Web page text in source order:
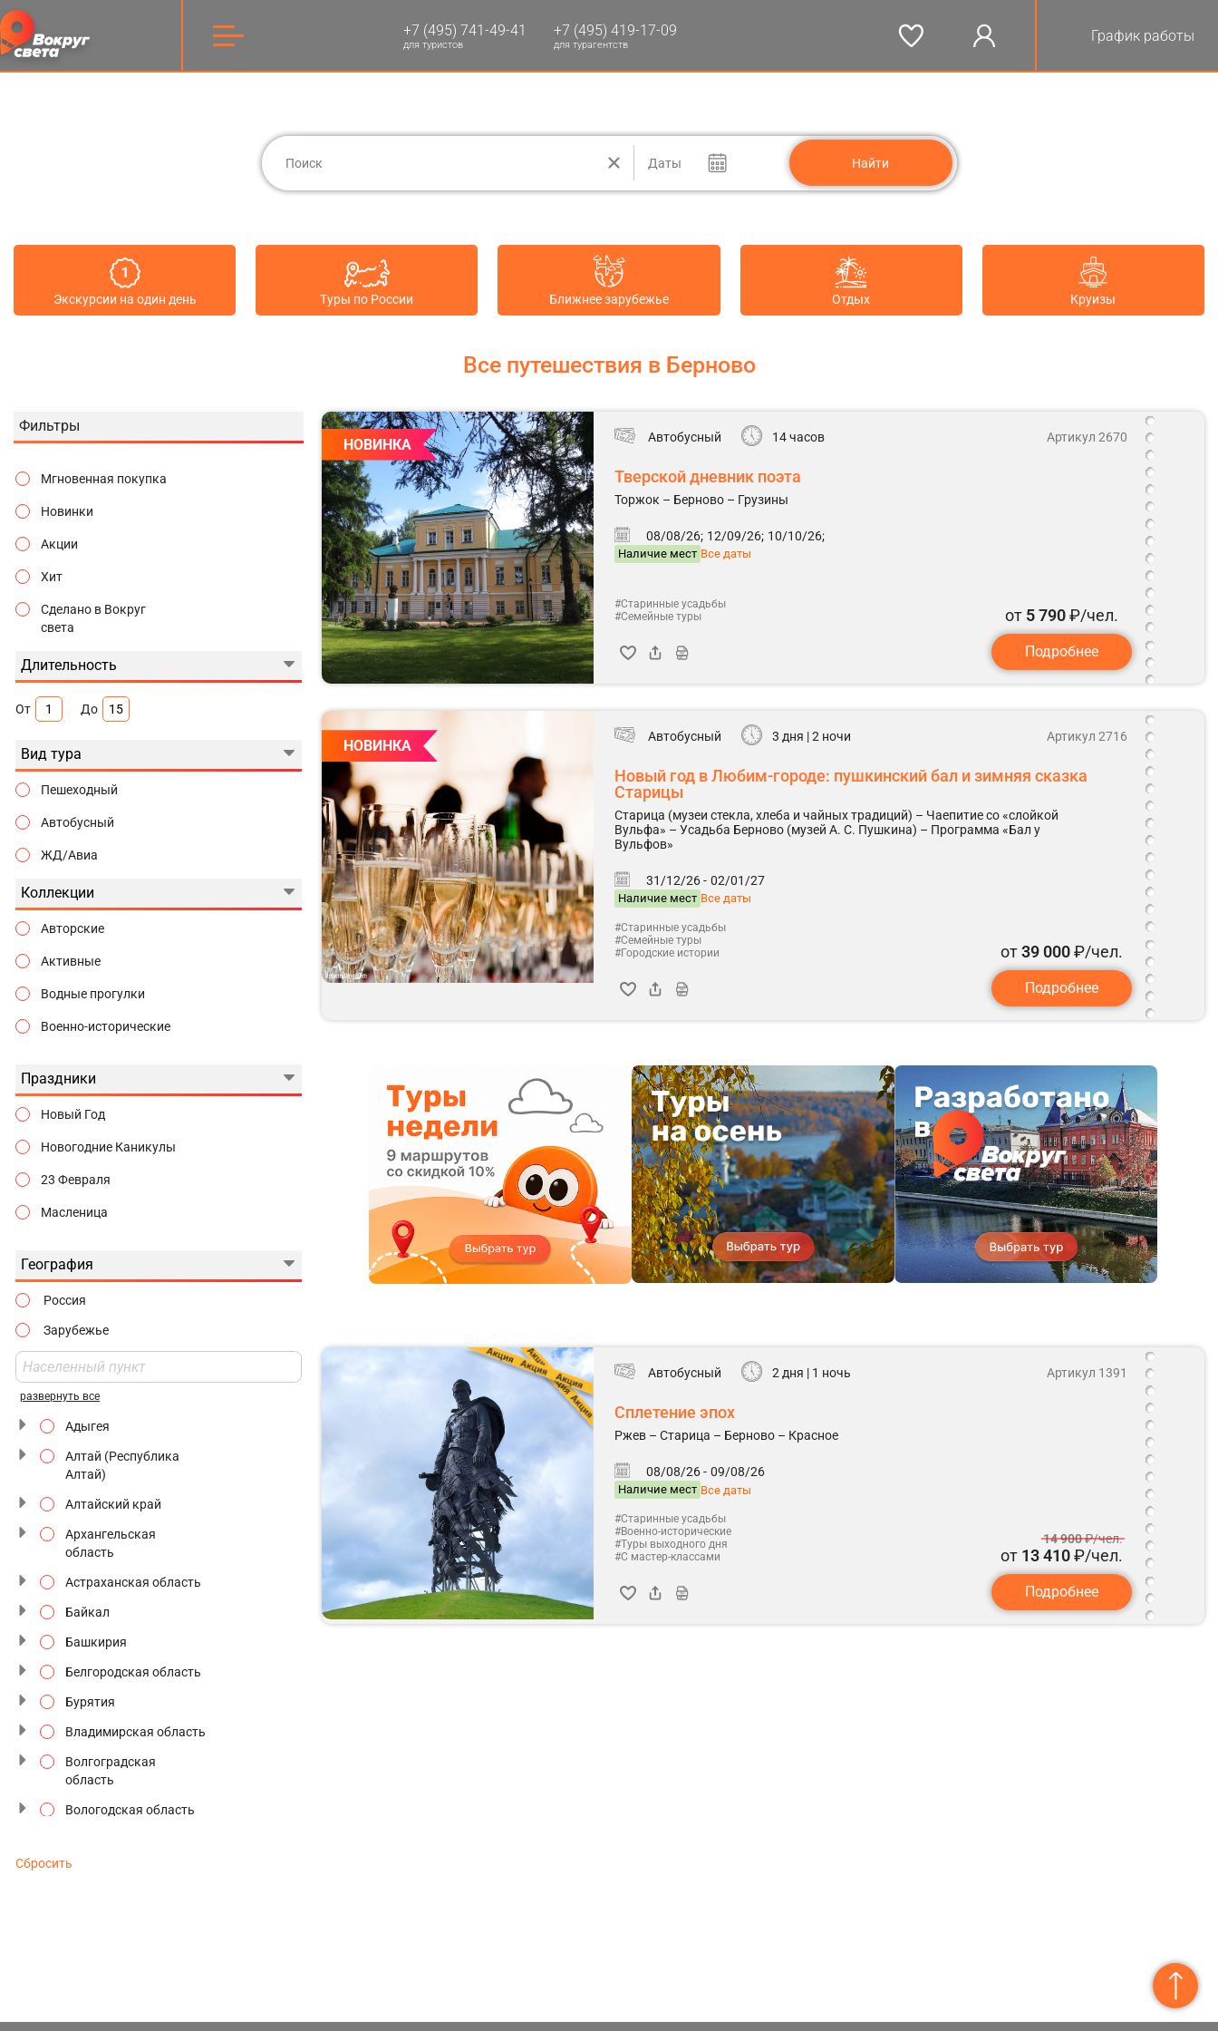
+7 (495) 741-49-41
для туристов
+7 (495) 419-17-09
для турагентств
График работы
Даты
Экскурсии на один день Туры по России Ближнее зарубежье Отдых Круизы
Все путешествия в Берново
Фильтры
Мгновенная покупка
Новинки
Акции
Хит
Сделано в Вокруг
света
Длительность
От До
Вид тура
Пешеходный
Автобусный
ЖД/Авиа
Коллекции
Авторские
Активные
Водные прогулки
Военно-исторические
Городские истории
Государева дорога
Гуляем по Москве
Дворцы и замки
Джип-туры
Национальные
маршруты
Незнакомый Петербург
Новогодняя Москва
Природные
С мастер-классами
С ночным переездом
Святые места
Северное сияние
Сезон цветения
Традиции и промыслы
Туры выходного дня
Праздники
Новый Год
Новогодние Каникулы
23 Февраля
Масленица
Майские Праздники
Праздники
География
Россия
Зарубежье
развернуть все
Адыгея
Алтай (Республика
Алтай)
Алтайский край
Архангельская
область
Астраханская область
Байкал
Башкирия
Белгородская область
Бурятия
Владимирская область
Волгоградская
область
Вологодская область
Дагестан
Ингушетия
Сбросить
НОВИНКА Автобусный 14 часов
Тверской дневник поэта
Торжок – Берново – Грузины
08/08/26; 12/09/26; 10/10/26;
Наличие мест Все даты
Артикул 2670
#Старинные усадьбы
#Семейные туры
от 5 790₽/чел.
Подробнее
НОВИНКА
Автобусный 3 дня | 2 ночи
Новый год в Любим-городе: пушкинский бал и зимняя сказка
Старицы
Старица (музеи стекла, хлеба и чайных традиций) – Чаепитие со «слойкой
Вульфа» – Усадьба Берново (музей А. С. Пушкина) – Программа «Бал у
Вульфов»
31/12/26 - 02/01/27
Наличие мест Все даты
Артикул 2716
#Старинные усадьбы
#Семейные туры
#Городские истории
от39 000₽/чел.
Подробнее
Автобусный 2 дня | 1 ночь
Сплетение эпох
Ржев – Старица – Берново – Красное
08/08/26 - 09/08/26
Наличие мест Все даты
Артикул 1391
#Старинные усадьбы
#Военно-исторические
#Туры выходного дня
#С мастер-классами
14 900₽/чел.
от 13 410₽/чел.
Подробнее